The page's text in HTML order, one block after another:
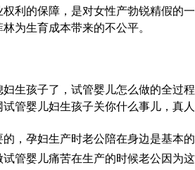
利的保障，是对女性产勃锐精假的
林为生育成本带来的不公平。
生孩子了， 试管婴儿怎么做的全过程
试管婴儿妇生孩子关你什么事儿，真人
，孕妇生产时老公陪在身边是基本的
试管婴儿痛苦在生产的时候老公因为